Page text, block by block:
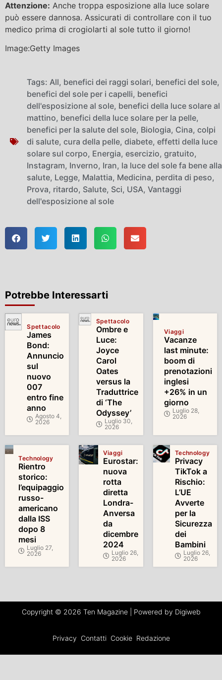
Attenzione: Anche troppa esposizione alla luce solare
può essere dannosa. Assicurati di controllare con il tuo
medico prima di crogiolarti al sole tutto il giorno!
Image:Getty Images
Tags: All, benefici dei raggi solari, benefici del sole,
benefici del sole per i capelli, benefici
dell'esposizione al sole, benefici della luce solare al
mattino, benefici della luce solare per la pelle,
benefici per la salute del sole, Biologia, Cina, colpi
di salute, cura della pelle, diabete, effetti della luce
solare sul corpo, Energia, esercizio, gratuito,
Instagram, Inverno, Iran, la luce del sole fa bene alla
salute, Legge, Malattia, Medicina, perdita di peso,
Prova, ritardo, Salute, Sci, USA, Vantaggi
dell'esposizione al sole
Potrebbe Interessarti
Spettacolo
James
Bond:
Annuncio
sul
nuovo
007
entro fine
anno
Agosto 4,
2026
Spettacolo
Ombre e
Luce:
Joyce
Carol
Oates
versus la
Traduttrice
di ‘The
Odyssey’
Luglio 30,
2026
Viaggi
Vacanze
last minute:
boom di
prenotazioni
inglesi
+26% in un
giorno
Luglio 28,
2026
Technology
Rientro
storico:
l’equipaggio
russo-
americano
dalla ISS
dopo 8
mesi
Luglio 27,
2026
Viaggi
Eurostar:
nuova
rotta
diretta
Londra-
Anversa
da
dicembre
2024
Luglio 26,
2026
Technology
Privacy
TikTok a
Rischio:
L’UE
Avverte
per la
Sicurezza
dei
Bambini
Luglio 26,
2026
Copyright © 2026 Ten Magazine | Powered by Digiweb
Privacy Contatti Cookie Redazione